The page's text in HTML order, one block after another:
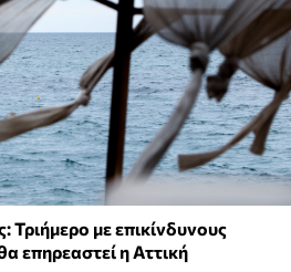
με επικίνδυνους
επηρεαστεί η Αττική